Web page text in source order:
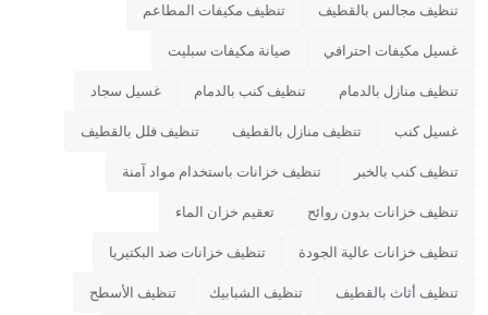
تنظيف مجالس بالقطيف تنظيف مكيفات المطاعم
غسيل مكيفات احترافي صيانة مكيفات سبليت
تنظيف منازل بالدمام تنظيف كنب بالدمام غسيل سجاد
غسيل كنب تنظيف منازل بالقطيف تنظيف فلل بالقطيف
تنظيف كنب بالخبر تنظيف خزانات باستخدام مواد آمنة
تنظيف خزانات بدون روائح تعقيم خزان الماء
تنظيف خزانات عالية الجودة تنظيف خزانات ضد البكتيريا
تنظيف أثاث بالقطيف تنظيف الشبابيك تنظيف الأسطح